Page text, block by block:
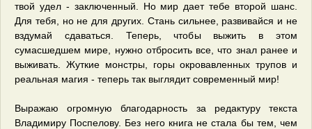
твой удел - заключенный. Но мир дает тебе второй шанс.
Для тебя, но не для других. Стань сильнее, развивайся и не
вздумай сдаваться. Теперь, чтобы выжить в этом
сумасшедшем мире, нужно отбросить все, что знал ранее и
выживать. Жуткие монстры, горы окровавленных трупов и
реальная магия - теперь так выглядит современный мир!
Выражаю огромную благодарность за редактуру текста
Владимиру Поспелову. Без него книга не стала бы тем, чем